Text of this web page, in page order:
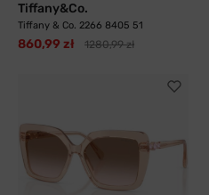
Tiffany&Co.
Tiffany & Co. 2266 8405 51
860,99 zł 1280,99 zł